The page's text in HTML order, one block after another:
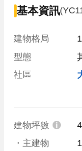
基本資訊
建物格局
型態
社區
建物坪數
・主建物